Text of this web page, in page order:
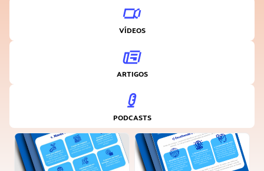
VÍDEOS
ARTIGOS
PODCASTS